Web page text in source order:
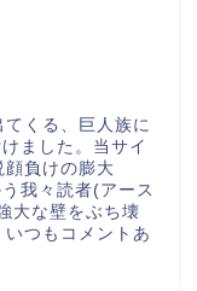
くる、巨人族に
ました。当サイ
顔負けの膨大
我々読者(アース
大な壁をぶち壊
つもコメントあ